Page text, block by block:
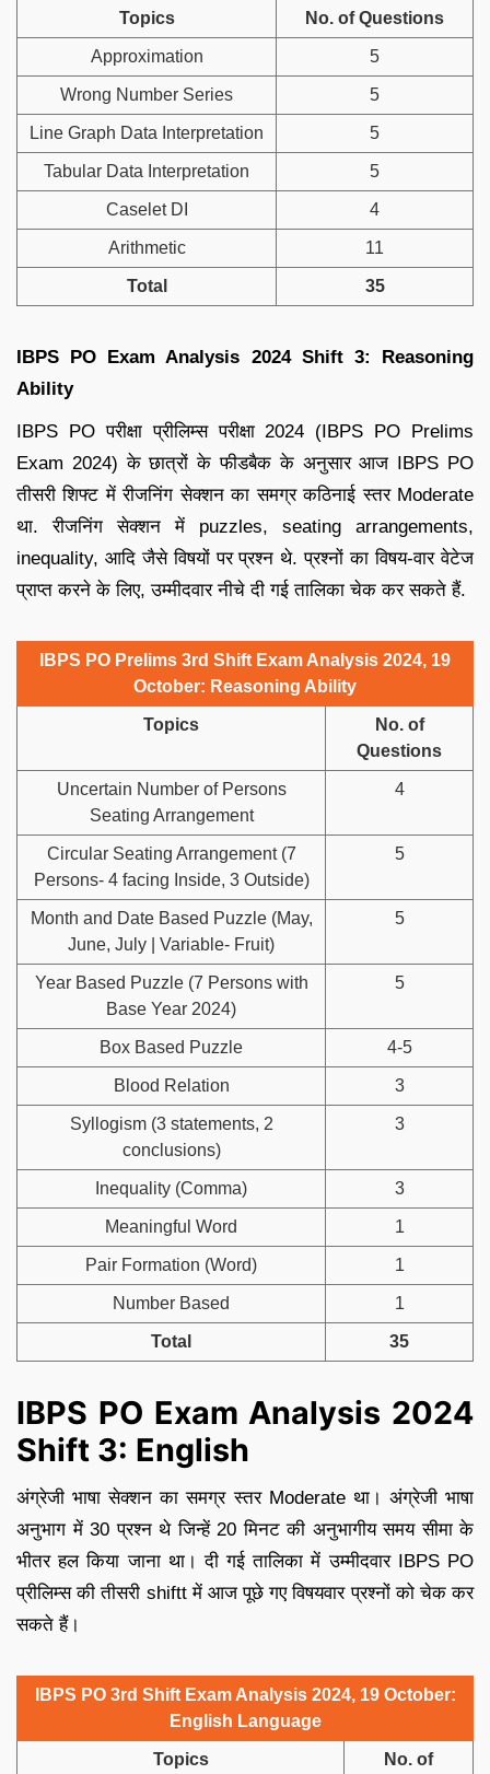
Topics No. of Questions
Approximation 5
Wrong Number Series 5
Line Graph Data Interpretation 5
Tabular Data Interpretation 5
Caselet DI 4
Arithmetic 11
Total 35
IBPS PO Exam Analysis 2024 Shift 3: Reasoning
Ability
IBPS PO परीक्षा प्रीलिम्स परीक्षा 2024 (IBPS PO Prelims
Exam 2024) के छात्रों के फीडबैक के अनुसार आज IBPS PO
तीसरी शिफ्ट में रीजनिंग सेक्शन का समग्र कठिनाई स्तर Moderate
था. रीजनिंग सेक्शन में puzzles, seating arrangements,
inequality, आदि जैसे विषयों पर प्रश्न थे. प्रश्नों का विषय-वार वेटेज
प्राप्त करने के लिए, उम्मीदवार नीचे दी गई तालिका चेक कर सकते हैं.
IBPS PO Prelims 3rd Shift Exam Analysis 2024, 19
October: Reasoning Ability
Topics
No. of
Questions
Uncertain Number of Persons
Seating Arrangement
4
Circular Seating Arrangement (7
Persons- 4 facing Inside, 3 Outside)
5
Month and Date Based Puzzle (May,
June, July | Variable- Fruit)
5
Year Based Puzzle (7 Persons with
Base Year 2024)
5
Box Based Puzzle 4-5
Blood Relation 3
Syllogism (3 statements, 2
conclusions)
3
Inequality (Comma) 3
Meaningful Word 1
Pair Formation (Word) 1
Number Based 1
Total 35
IBPS PO Exam Analysis 2024
Shift 3: English
अंग्रेजी भाषा सेक्शन का समग्र स्तर Moderate था। अंग्रेजी भाषा
अनुभाग में 30 प्रश्न थे जिन्हें 20 मिनट की अनुभागीय समय सीमा के
भीतर हल किया जाना था। दी गई तालिका में उम्मीदवार IBPS PO
प्रीलिम्स की तीसरी shiftt में आज पूछे गए विषयवार प्रश्नों को चेक कर
सकते हैं।
IBPS PO 3rd Shift Exam Analysis 2024, 19 October:
English Language
Topics
No. of